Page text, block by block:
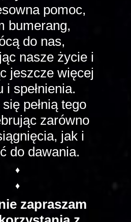
pomoc,
bumerang,
do nas,
nasze życie i
jeszcze więcej
i spełnienia.
pełnią tego
zarówno
jak i
do dawania.
♦
♦
zapraszam